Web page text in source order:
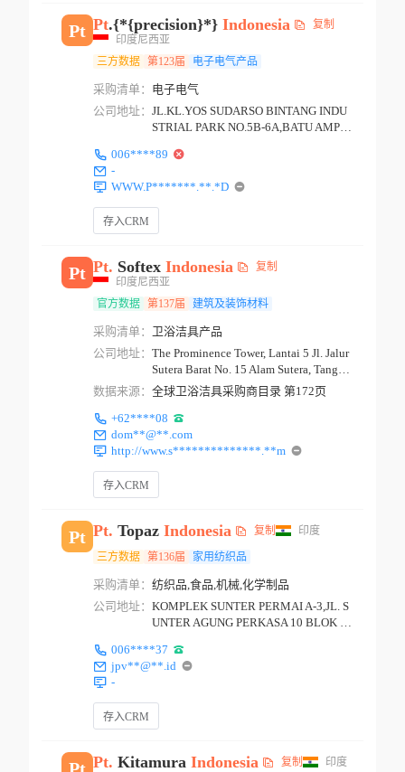
Pt Pt.{*{precision}*} Indonesia
复制
印度尼西亚
三方数据 第123届 电子电气产品
采购清单： 电子电气
公司地址： JL.KL.YOS SUDARSO BINTANG INDU
STRIAL PARK NO.5B-6A,BATU AMPA
006****89
-
WWW.P*******.**.*D
存入CRM
Pt Pt. Softex Indonesia
复制
印度尼西亚
官方数据 第137届 建筑及装饰材料
采购清单： 卫浴洁具产品
公司地址： The Prominence Tower, Lantai 5 Jl. Jalur
Sutera Barat No. 15 Alam Sutera, Tangera
ng...
数据来源： 全球卫浴洁具采购商目录 第172页
+62****08
dom**@**.com
http://www.s**************.**m
存入CRM
Pt Pt. Topaz Indonesia 复制 印度
三方数据 第136届 家用纺织品
采购清单： 纺织品,食品,机械,化学制品
公司地址： KOMPLEK SUNTER PERMAI A-3,JL. S
UNTER AGUNG PERKASA 10 BLOK K
006****37
jpv**@**.id
-
存入CRM
Pt Pt. Kitamura Indonesia 复制 印度